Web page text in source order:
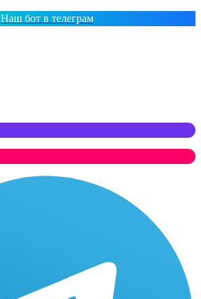
Наш бот в телеграм